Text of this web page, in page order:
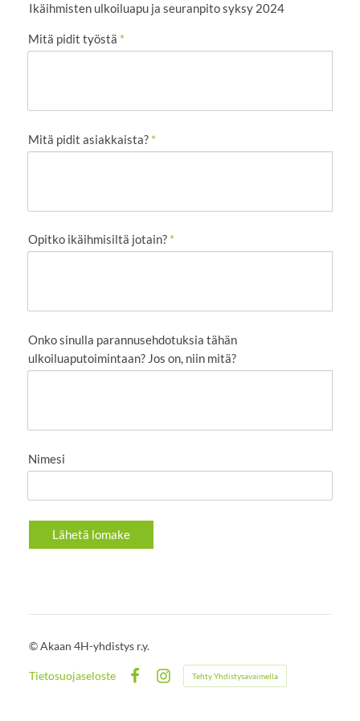
Ikäihmisten ulkoiluapu ja seuranpito syksy 2024
Mitä pidit työstä *
Mitä pidit asiakkaista? *
Opitko ikäihmisiltä jotain? *
Onko sinulla parannusehdotuksia tähän
ulkoiluaputoimintaan? Jos on, niin mitä?
Nimesi
Lähetä lomake
©Akaan 4H-yhdistys r.y.
Tietosuojaseloste
Instagram
Tehty Yhdistysavaimella